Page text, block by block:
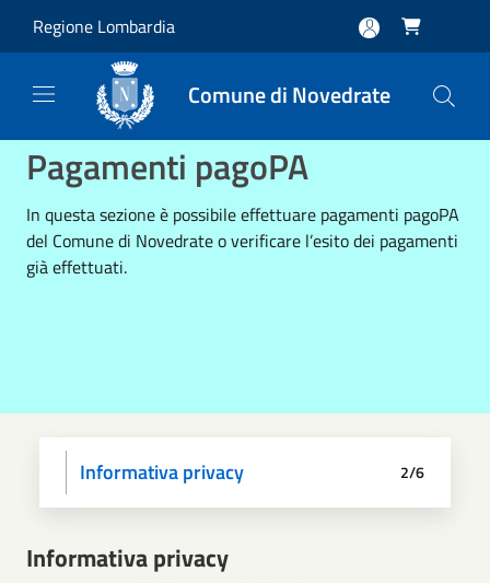
Regione Lombardia 
Comune di Novedrate
Pagamenti pagoPA
In questa sezione è possibile effettuare pagamenti pagoPA
del Comune di Novedrate o verificare l’esito dei pagamenti
già effettuati.
Scegli operazione
Informativa privacy
Scegli il pagamento
Dati anagrafici
Paga
Riepilogo 2/6
Informativa privacy